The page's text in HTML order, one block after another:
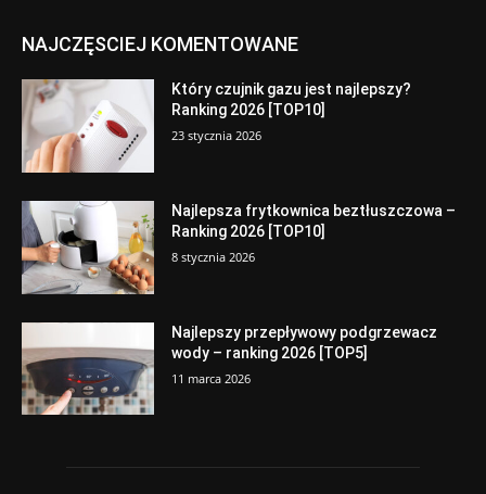
NAJCZĘSCIEJ KOMENTOWANE
Który czujnik gazu jest najlepszy?
Ranking 2026 [TOP10]
23 stycznia 2026
Najlepsza frytkownica beztłuszczowa –
Ranking 2026 [TOP10]
8 stycznia 2026
Najlepszy przepływowy podgrzewacz
wody – ranking 2026 [TOP5]
11 marca 2026